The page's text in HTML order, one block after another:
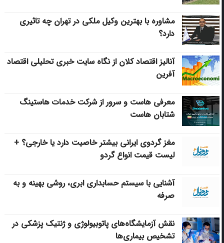
مشاوره با بهترین وکیل ملکی در تهران چه تاثیری
دارد؟
آنالیز اقتصاد کلان از نگاه سایت خبری تحلیلی اقتصاد
آفرین
معرفی هاست و سرور از شرکت خدمات هاستینگ
شتابان هاست
مغز گردوی ایرانی بیشتر خاصیت دارد یا خارجی؟ +
لیست قیمت انواع گردو
آشنایی با سیستم حسابداری ابری، روشی بهینه و به
صرفه
نقش آزمایشگاه‌های پاتوبیولوژی و ژنتیک پزشکی در
تشخیص بیماری‌ها